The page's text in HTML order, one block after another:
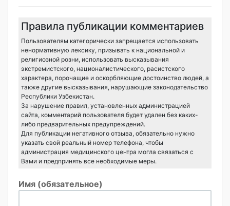
Правила публикации комментариев
Пользователям категорически запрещается использовать
ненормативную лексику, призывать к национальной и
религиозной розни, использовать высказывания
экстремистского, националистического, расистского
характера, порочащие и оскорбляющие достоинство людей, а
также другие высказывания, нарушающие законодательство
Республики Узбекистан.
За нарушение правил, установленных администрацией
сайта, комментарий пользователя будет удален без каких-
либо предварительных предупреждений.
Для публикации негативного отзыва, обязательно нужно
указать свой реальный номер телефона, чтобы
администрация медицинского центра могла связаться с
Вами и предпринять все необходимые меры.
Имя (обязательное)